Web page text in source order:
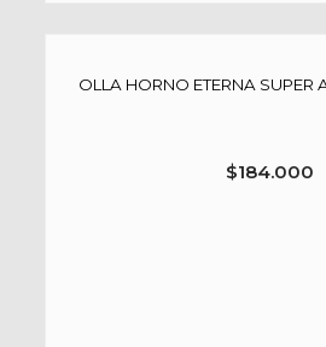
OLLA HORNO ETERNA SUPER
$184.000